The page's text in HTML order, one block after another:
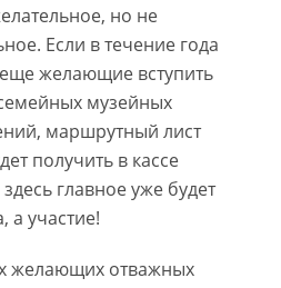
но не
Если в течение года
желающие вступить
музейных
маршрутный лист
получить в кассе
главное уже будет
а участие!
желающих отважных